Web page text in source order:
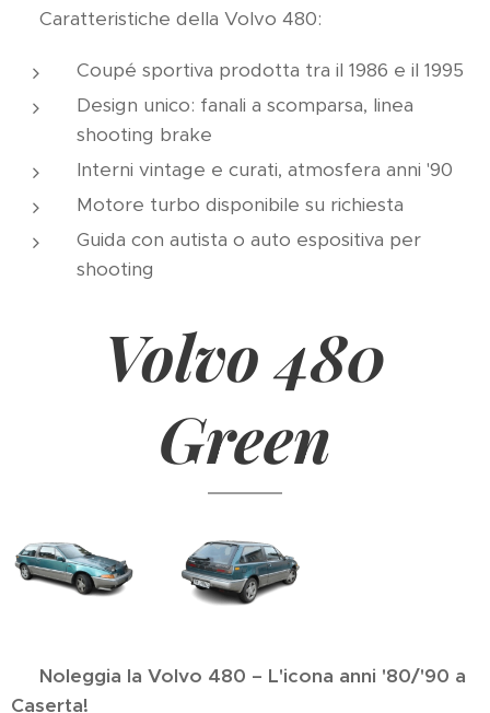
🚘 Caratteristiche della Volvo 480:
Coupé sportiva prodotta tra il 1986 e il 1995
Design unico: fanali a scomparsa, linea
shooting brake
Interni vintage e curati, atmosfera anni '90
Motore turbo disponibile su richiesta
Guida con autista o auto espositiva per
shooting
Volvo 480
Green
Noleggia la Volvo 480 – L'icona anni '80/'90 a
Caserta!